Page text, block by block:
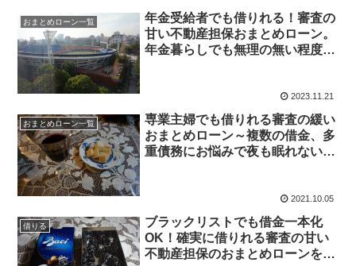
おまとめローン一覧
年金受給者でも借りれる！審査の
甘い不動産担保おまとめローン。
年金暮らしでも無理の無い程度に
ンで断られた年配の方に
2023.11.21
おまとめローン一覧
専業主婦でも借りれる審査の緩い
おまとめローン～複数の借金、多
重債務にお悩みで夜も眠れない専
2021.10.05
借りる
ブラックリストでも借金一本化
OK！確実に借りれる審査の甘い
不動産担保のおまとめローンをズ